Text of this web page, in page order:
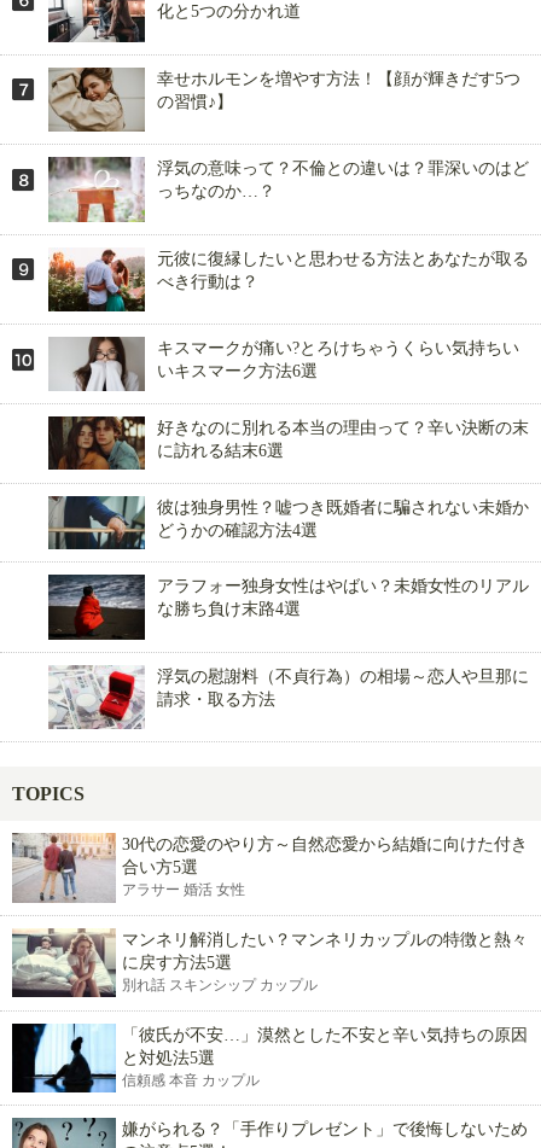
化と5つの分かれ道
幸せホルモンを増やす方法！【顔が輝きだす5つ
の習慣♪】
浮気の意味って？不倫との違いは？罪深いのはど
っちなのか…？
元彼に復縁したいと思わせる方法とあなたが取る
べき行動は？
キスマークが痛い?とろけちゃうくらい気持ちい
いキスマーク方法6選
好きなのに別れる本当の理由って？辛い決断の末
に訪れる結末6選
彼は独身男性？嘘つき既婚者に騙されない未婚か
どうかの確認方法4選
アラフォー独身女性はやばい？未婚女性のリアル
な勝ち負け末路4選
浮気の慰謝料（不貞行為）の相場～恋人や旦那に
請求・取る方法
TOPICS
30代の恋愛のやり方～自然恋愛から結婚に向けた付き
合い方5選
アラサー 婚活 女性
マンネリ解消したい？マンネリカップルの特徴と熱々
に戻す方法5選
別れ話 スキンシップ カップル
「彼氏が不安…」漠然とした不安と辛い気持ちの原因
と対処法5選
信頼感 本音 カップル
嫌がられる？「手作りプレゼント」で後悔しないため